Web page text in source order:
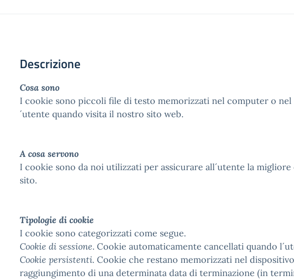
Descrizione
Cosa sono
I cookie sono piccoli file di testo memorizzati nel computer o
´utente quando visita il nostro sito web.
A cosa servono
I cookie sono da noi utilizzati per assicurare all´utente la
sito.
Tipologie di cookie
I cookie sono categorizzati come segue.
Cookie di sessione. Cookie automaticamente cancellati quando
Cookie persistenti. Cookie che restano memorizzati nel
raggiungimento di una determinata data di terminazione (in